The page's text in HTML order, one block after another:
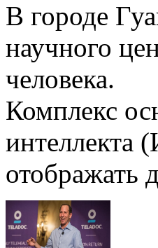
В городе
научного
человека.
Комплекс
интеллекта
отображать